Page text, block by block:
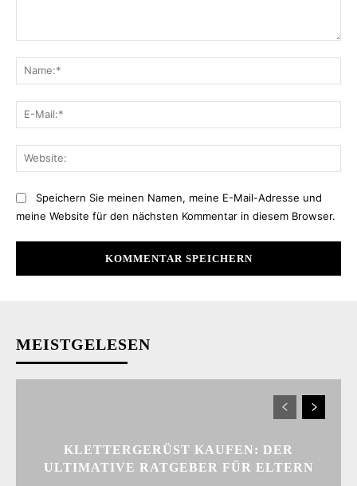
Speichern Sie meinen Namen, meine E-Mail-Adresse und
meine Website für den nächsten Kommentar in diesem Browser.
MEISTGELESEN
KLETTERGERÜST KAUFEN: DER
ULTIMATIVE RATGEBER FÜR ELTERN